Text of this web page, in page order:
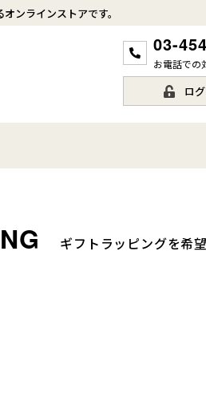
ンラインストアです。
03-
お電話での
ロ
ギフトラッピングを希